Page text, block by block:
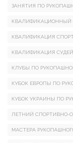
ЗАНЯТИЯ ПО
КВАЛИФИКАЦИОННЫЙ
КВАЛИФИКАЦИЯ
КВАЛИФИКАЦИЯ
КЛУБЫ ПО
КУБОК ЕВРОПЫ ПО
КУБОК УКРАИНЫ ПО
ЛЕТНИЙ СПОРТИВНО-
МАСТЕРА